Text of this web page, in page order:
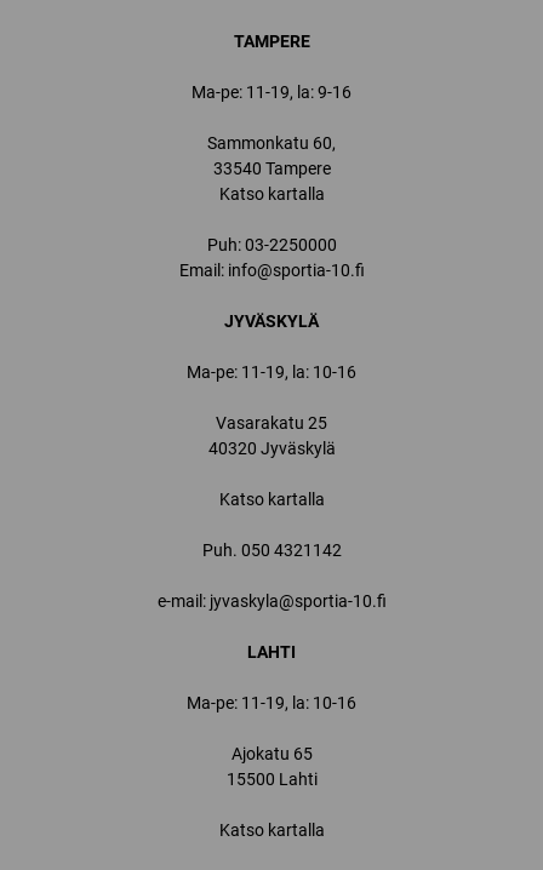
TAMPERE
Ma-pe: 11-19, la: 9-16
Sammonkatu 60,
33540 Tampere
Katso kartalla
Puh:03-2250000
Email: info@sportia-10.fi
JYVÄSKYLÄ
Ma-pe: 11-19, la: 10-16
Vasarakatu 25
40320 Jyväskylä
Katso kartalla
Puh. 050 4321142
e-mail: jyvaskyla@sportia-10.fi
LAHTI
Ma-pe: 11-19, la: 10-16
Ajokatu 65
15500 Lahti
Katso kartalla